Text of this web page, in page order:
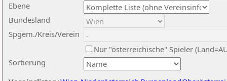
Ebene
Sortierung
Bundesland
Spgem./Kreis/Verein
Nur "österreichische" Spieler